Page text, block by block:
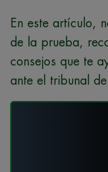
En este artículo,
de la prueba,
consejos que te
ante el tribunal